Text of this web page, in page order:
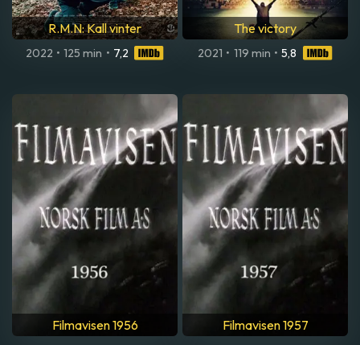
R.M.N: Kall vinter
2022 • 125 min • 7,2
The victory
2021 • 119 min • 5,8
Filmavisen 1956 Filmavisen 1957